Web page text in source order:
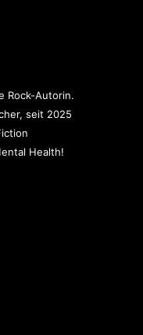
Rock-Autorin.
seit 2025
Health!